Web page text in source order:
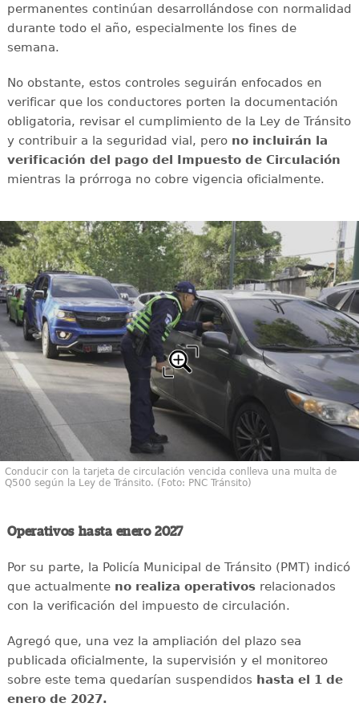
permanentes continúan desarrollándose con normalidad
durante todo el año, especialmente los fines de
semana.
No obstante, estos controles seguirán enfocados en
verificar que los conductores porten la documentación
obligatoria, revisar el cumplimiento de la Ley de Tránsito
y contribuir a la seguridad vial, pero no incluirán la
verificación del pago del Impuesto de Circulación
mientras la prórroga no cobre vigencia oficialmente.
Conducir con la tarjeta de circulación vencida conlleva una multa de
Q500 según la Ley de Tránsito. (Foto: PNC Tránsito)
Operativos hasta enero 2027
Por su parte, la Policía Municipal de Tránsito (PMT) indicó
que actualmente no realiza operativosrelacionados
con la verificación del impuesto de circulación.
Agregó que, una vez la ampliación del plazo sea
publicada oficialmente, la supervisión y el monitoreo
sobre este tema quedarían suspendidos hasta el 1 de
enero de 2027.